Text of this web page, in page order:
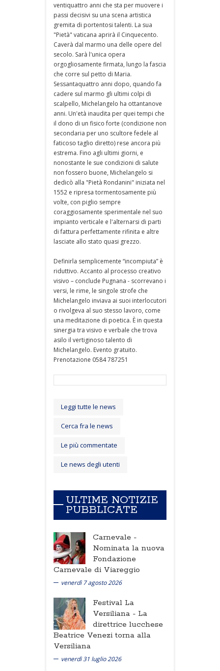
ventiquattro anni che sta per muovere i
passi decisivi su una scena artistica
gremita di portentosi talenti. La sua
"Pietà" vaticana aprirà il Cinquecento.
Caverà dal marmo una delle opere del
secolo. Sarà l'unica opera
orgogliosamente firmata, lungo la fascia
che corre sul petto di Maria.
Sessantaquattro anni dopo, quando fa
cadere sul marmo gli ultimi colpi di
scalpello, Michelangelo ha ottantanove
anni. Un'età inaudita per quei tempi che
il dono di un fisico forte (condizione non
secondaria per uno scultore fedele al
faticoso taglio diretto) rese ancora più
estrema. Fino agli ultimi giorni, e
nonostante le sue condizioni di salute
non fossero buone, Michelangelo si
dedicò alla "Pietà Rondanini" iniziata nel
1552 e ripresa tormentosamente più
volte, con piglio sempre
coraggiosamente sperimentale nel suo
impianto verticale e l'alternarsi di parti
di fattura perfettamente rifinita e altre
lasciate allo stato quasi grezzo.
Definirla semplicemente “incompiuta” è
riduttivo. Accanto al processo creativo
visivo – conclude Pugnana - scorrevano i
versi, le rime, le singole strofe che
Michelangelo inviava ai suoi interlocutori
o rivolgeva al suo stesso lavoro, come
una meditazione di poetica. È in questa
sinergia tra visivo e verbale che trova
asilo il vertiginoso talento di
Michelangelo. Evento gratuito.
Prenotazione 0584 787251
Leggi tutte le news
Cerca fra le news
Le più commentate
Le news degli utenti
ULTIME NOTIZIE
PUBBLICATE
Carnevale -
Nominata la nuova
Fondazione
Carnevale di Viareggio
venerdì 7 agosto 2026
Festival La
Versiliana - La
direttrice lucchese
Beatrice Venezi torna alla
Versiliana
venerdì 31 luglio 2026